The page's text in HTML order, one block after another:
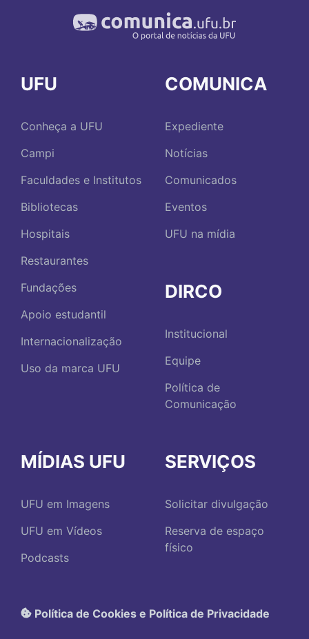
UFU
Conheça a UFU
Campi
Faculdades e Institutos
Bibliotecas
Hospitais
Restaurantes
Fundações
Apoio estudantil
Internacionalização
Uso da marca UFU
COMUNICA
Expediente
Notícias
Comunicados
Eventos
UFU na mídia
DIRCO
Institucional
Equipe
Política de
Comunicação
MÍDIAS UFU
UFU em Imagens
UFU em Vídeos
Podcasts
SERVIÇOS
Solicitar divulgação
Reserva de espaço
físico
Política de Cookies e Política de Privacidade